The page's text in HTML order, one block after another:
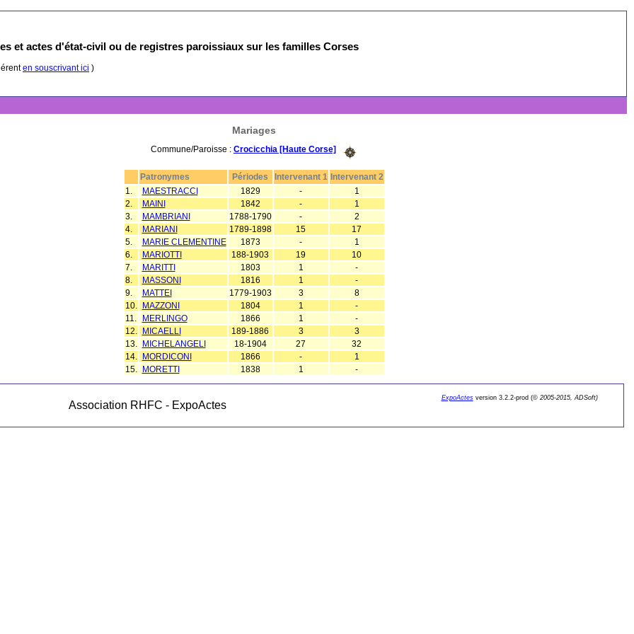
et actes d'état-civil ou de registres paroissiaux sur les familles Corses
en souscrivant ici )
Mariages
Commune/Paroisse : Crocicchia [Haute Corse]
Patronymes Périodes Intervenant 1 Intervenant 2
1.
MAESTRACCI 1829 -
1
2.
MAINI 1842 -
1
3.
MAMBRIANI 1788-1790 -
2
4.
MARIANI 1789-1898 15
17
5.
MARIE CLEMENTINE 1873 -
1
6.
MARIOTTI 188-1903 19
10
7.
MARITTI 1803 1
-
8.
MASSONI 1816 1
-
9.
MATTEI 1779-1903 3
8
10.
MAZZONI 1804 1
-
11.
MERLINGO 1866 1
-
12.
MICAELLI 189-1886 3
3
13.
MICHELANGELI 18-1904 27
32
14.
MORDICONI 1866 -
1
15.
MORETTI 1838 1 -
Association RHFC - ExpoActes
ExpoActesversion 3.2.2-prod (©2005-2015, ADSoft)